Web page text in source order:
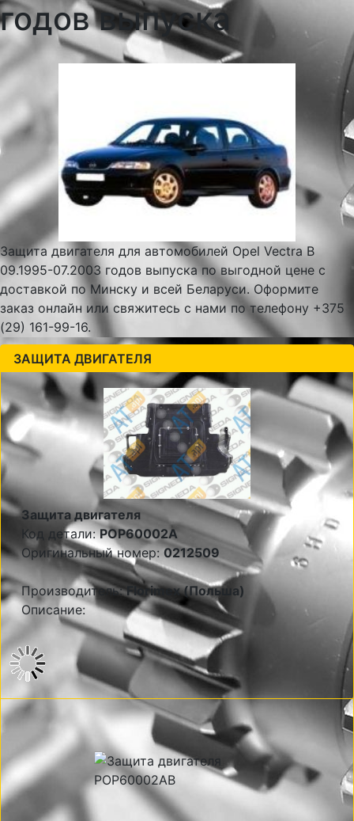
годов выпуска
Защита двигателя для автомобилей Opel Vectra B
09.1995-07.2003 годов выпуска по выгодной цене с
доставкой по Минску и всей Беларуси. Оформите
заказ онлайн или свяжитесь с нами по телефону +375
(29) 161-99-16.
ЗАЩИТА ДВИГАТЕЛЯ
Защита двигателя
Код детали:POP60002A
Оригинальный номер:0212509
Производитель:Florimex (Польша)
Описание: